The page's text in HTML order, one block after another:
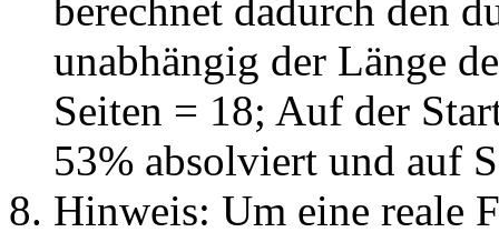
berechnet dadurch den
unabhängig der Länge
Seiten = 18; Auf der
53% absolviert und auf
Hinweis: Um eine reale